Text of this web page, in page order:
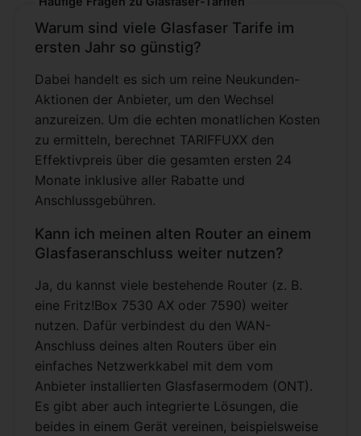
Warum sind viele Glasfaser Tarife im
ersten Jahr so günstig?
Dabei handelt es sich um reine Neukunden-
Aktionen der Anbieter, um den Wechsel
anzureizen. Um die echten monatlichen Kosten
zu ermitteln, berechnet TARIFFUXX den
Effektivpreis über die gesamten ersten 24
Monate inklusive aller Rabatte und
Anschlussgebühren.
Kann ich meinen alten Router an einem
Glasfaseranschluss weiter nutzen?
Ja, du kannst viele bestehende Router (z. B.
eine Fritz!Box 7530 AX oder 7590) weiter
nutzen. Dafür verbindest du den WAN-
Anschluss deines alten Routers über ein
einfaches Netzwerkkabel mit dem vom
Anbieter installierten Glasfasermodem (ONT).
Es gibt aber auch integrierte Lösungen, die
beides in einem Gerät vereinen, beispielsweise